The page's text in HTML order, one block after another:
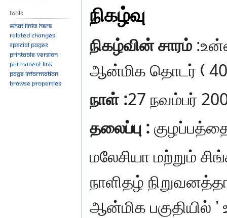
நிகழ்வு
நிகழ்வின் சாரம்
ஆன்மிக தொடர் (
நாள் :27 நவம்பர்
தலைப்பு :
மலேசியா மற்றும்
நாளிதழ்
ஆன்மிக பகுதியில்
Tools
What links here
Related changes
Special pages
Printable version
Permanent link
Page information
Browse properties